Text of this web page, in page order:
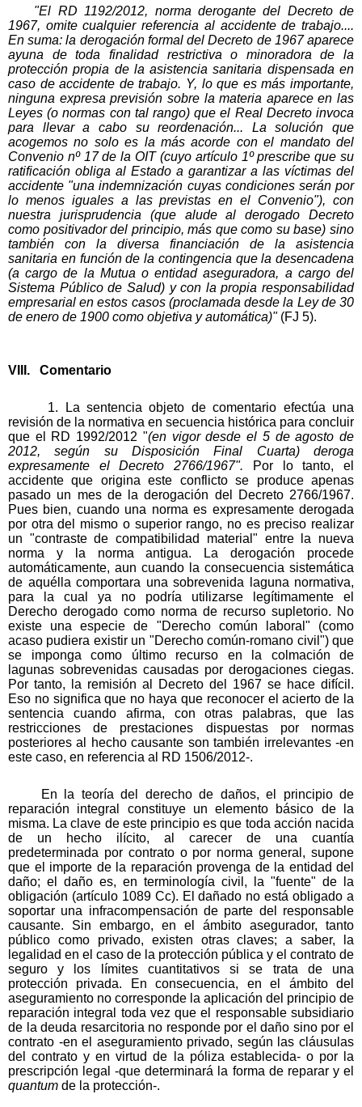
"El RD 1192/2012, norma derogante del Decreto de
1967, omite cualquier referencia al accidente de trabajo....
En suma: la derogación formal del Decreto de 1967 aparece
ayuna de toda finalidad restrictiva o minoradora de la
protección propia de la asistencia sanitaria dispensada en
caso de accidente de trabajo. Y, lo que es más importante,
ninguna expresa previsión sobre la materia aparece en las
Leyes (o normas con tal rango) que el Real Decreto invoca
para llevar a cabo su reordenación... La solución que
acogemos no solo es la más acorde con el mandato del
Convenio nº 17 de la OIT (cuyo artículo 1º prescribe que su
ratificación obliga al Estado a garantizar a las víctimas del
accidente "una indemnización cuyas condiciones serán por
lo menos iguales a las previstas en el Convenio"), con
nuestra jurisprudencia (que alude al derogado Decreto
como positivador del principio, más que como su base) sino
también con la diversa financiación de la asistencia
sanitaria en función de la contingencia que la desencadena
(a cargo de la Mutua o entidad aseguradora, a cargo del
Sistema Público de Salud) y con la propia responsabilidad
empresarial en estos casos (proclamada desde la Ley de 30
de enero de 1900 como objetiva y automática)"(FJ 5).
VIII. Comentario
1. La sentencia objeto de comentario efectúa una
revisión de la normativa en secuencia histórica para concluir
que el RD 1992/2012 "(en vigor desde el 5 de agosto de
2012, según su Disposición Final Cuarta) deroga
expresamente el Decreto 2766/1967".
Por lo tanto, el
accidente que origina este conflicto se produce apenas
pasado un mes de la derogación del Decreto 2766/1967.
Pues bien, cuando una norma es expresamente derogada
por otra del mismo o superior rango, no es preciso realizar
un "contraste de compatibilidad material" entre la nueva
norma y la norma antigua. La derogación procede
automáticamente, aun cuando la consecuencia sistemática
de aquélla comportara una sobrevenida laguna normativa,
para la cual ya no podría utilizarse legítimamente el
Derecho derogado como norma de recurso supletorio. No
existe una especie de "Derecho común laboral" (como
acaso pudiera existir un "Derecho común-romano civil") que
se imponga como último recurso en la colmación de
lagunas sobrevenidas causadas por derogaciones ciegas.
Por tanto, la remisión al Decreto del 1967 se hace difícil.
Eso no significa que no haya que reconocer el acierto de la
sentencia cuando afirma, con otras palabras, que las
restricciones de prestaciones dispuestas por normas
posteriores al hecho causante son también irrelevantes -en
este caso, en referencia al RD 1506/2012-.
En la teoría del derecho de daños, el principio de
reparación integral constituye un elemento básico de la
misma. La clave de este principio es que toda acción nacida
de un hecho ilícito, al carecer de una cuantía
predeterminada por contrato o por norma general, supone
que el importe de la reparación provenga de la entidad del
daño; el daño es, en terminología civil, la "fuente" de la
obligación (artículo 1089 Cc). El dañado no está obligado a
soportar una infracompensación de parte del responsable
causante. Sin embargo, en el ámbito asegurador, tanto
público como privado, existen otras claves; a saber, la
legalidad en el caso de la protección pública y el contrato de
seguro y los límites cuantitativos si se trata de una
protección privada. En consecuencia, en el ámbito del
aseguramiento no corresponde la aplicación del principio de
reparación integral toda vez que el responsable subsidiario
de la deuda resarcitoria no responde por el daño sino por el
contrato -en el aseguramiento privado, según las cláusulas
del contrato y en virtud de la póliza establecida- o por la
prescripción legal -que determinará la forma de reparar y el
quantum de la protección-.